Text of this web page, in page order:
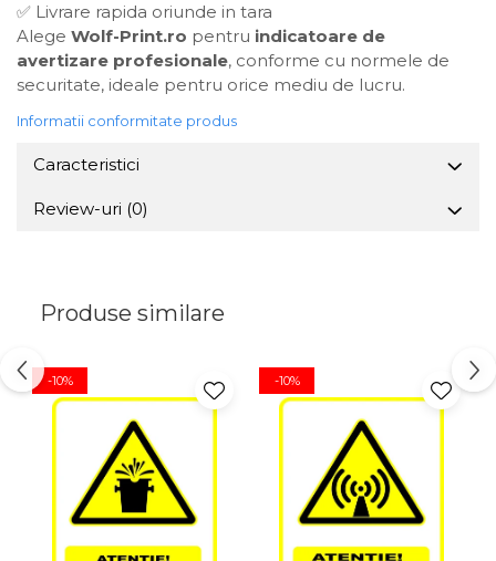
✅ Livrare rapida oriunde in tara
Alege Wolf-Print.ro pentru indicatoare de
avertizare profesionale, conforme cu normele de
securitate, ideale pentru orice mediu de lucru.
Informatii conformitate produs
Caracteristici
Review-uri (0)
Produse similare
-10% -10%